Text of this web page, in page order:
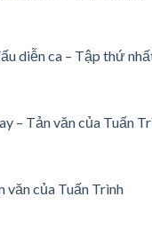
diễn ca – Tập thứ
– Tản văn của Tuấn
văn của Tuấn Trình